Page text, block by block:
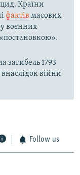
Країни
фактів масових
воєнних
загибель 1793
війни
Follow us